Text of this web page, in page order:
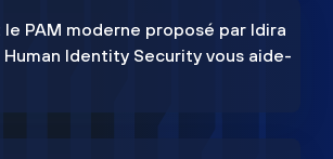
PAM moderne proposé par Idira
Identity Security vous aide-